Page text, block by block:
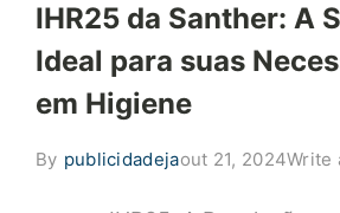
IHR25 da Santher: A
Ideal para suas
em Higiene
By publicidadejaout 21, 2024Write